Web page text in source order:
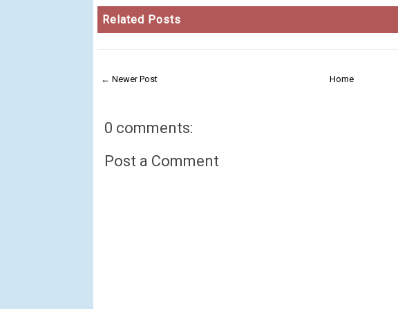
Related Posts
← Newer Post Home
0 comments:
Post a Comment